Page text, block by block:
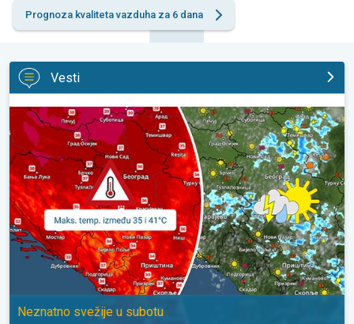
Prognoza kvaliteta vazduha za 6 dana
Vesti
Vruće, ali i malo nestabilnije. Neznatno svežije u subotu. . .
Neznatno svežije u subotu